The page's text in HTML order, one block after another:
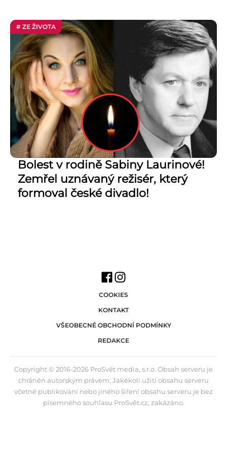
# ZE ŽIVOTA
Bolest v rodině Sabiny Laurinové!
Zemřel uznávaný režisér, který
formoval české divadlo!
COOKIES
KONTAKT
VŠEOBECNÉ OBCHODNÍ PODMÍNKY
REDAKCE
Copyright © 2016-2026 ProSvět media, s.r.o. Obsah serveru je
chráněn autorským právem. Jakékoli užití obsahu serveru
včetně publikování nebo jiného šíření obsahu serveru je bez
písemného souhlasu ProSvět.cz, zakázáno.